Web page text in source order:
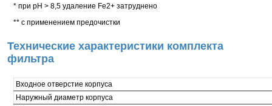
* при pH > 8,5 удаление Fe2+ затруднено
** с применением предочистки
Технические характеристики комплекта
фильтра
Входное отверстие корпуса
Наружный диаметр корпуса